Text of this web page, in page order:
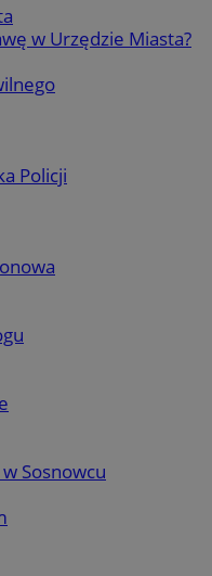
w Urzędzie Miasta?
Policji
Sosnowcu